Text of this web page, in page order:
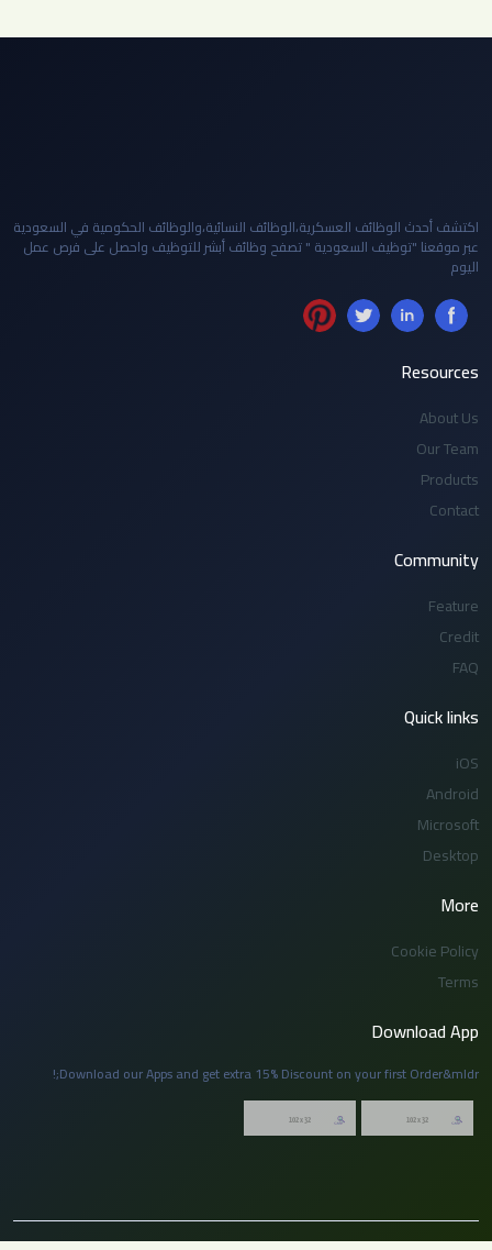
اكتشف أحدث الوظائف العسكرية،الوظائف النسائية،والوظائف الحكومية في السعودية
عبر موقعنا "توظيف السعودية " تصفح وظائف أبشر للتوظيف واحصل على فرص عمل
اليوم
Resources
About Us
Our Team
Products
Contact
Community
Feature
Credit
FAQ
Quick links
iOS
Android
Microsoft
Desktop
More
Cookie Policy
Terms
Download App
Download our Apps and get extra 15% Discount on your first Order&mldr;!